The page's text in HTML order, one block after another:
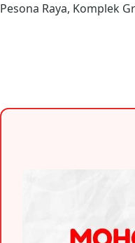
Pesona Raya, Komplek